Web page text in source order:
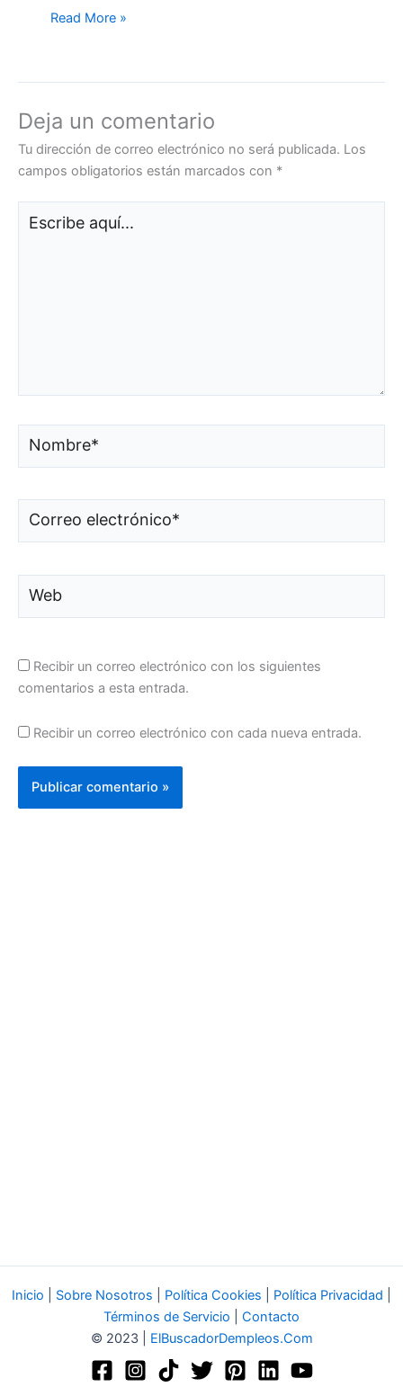
Read More »
Deja un comentario
Tu dirección de correo electrónico no será publicada. Los
campos obligatorios están marcados con *
aquí...
Correo
electrónico*
Recibir un correo electrónico con los siguientes
comentarios a esta entrada.
Recibir un correo electrónico con cada nueva entrada.
Inicio Sobre Nosotros Política Cookies Política Privacidad
Términos de Servicio
Contacto
© 2023 | ElBuscadorDempleos.Com